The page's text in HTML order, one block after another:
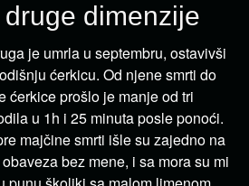
dimenzije
je umrla u septembru, ostavivši
ćerkicu. Od njene smrti do
ćerkice prošlo je manje od tri
u 1h i 25 minuta posle ponoći.
majčine smrti išle su zajedno na
bez mene, i sa mora su mi